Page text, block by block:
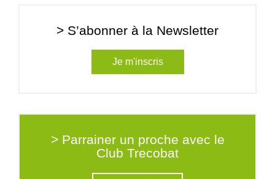
> S’abonner à la Newsletter
Je m'inscris
> Parrainer un proche avec le
Club Trecobat